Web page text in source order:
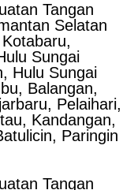
Tangan
Selatan
Sungai
Hulu Sungai
Balangan,
Pelaihari,
Kandangan,
Paringin
Tangan